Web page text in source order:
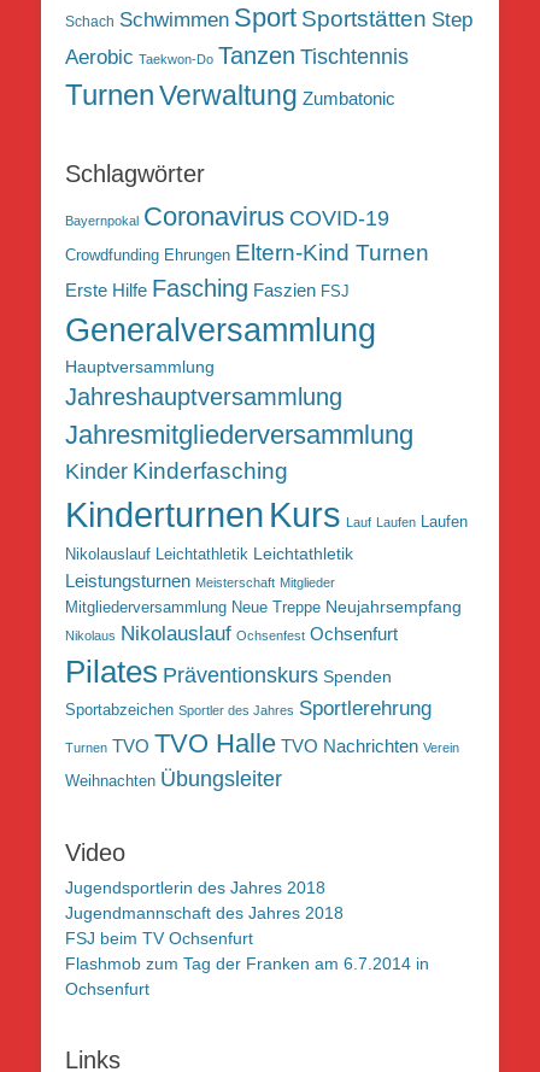
Schach Schwimmen Sport Sportstätten Step
Aerobic Taekwon-Do Tanzen Tischtennis
TurnenVerwaltung Zumbatonic
Schlagwörter
Bayernpokal Coronavirus COVID-19
Crowdfunding Ehrungen Eltern-Kind Turnen
Erste Hilfe Fasching Faszien FSJ
Generalversammlung
Hauptversammlung
Jahreshauptversammlung
Jahresmitgliederversammlung
Kinder Kinderfasching
Kinderturnen Kurs Lauf Laufen Laufen
Nikolauslauf Leichtathletik Leichtathletik
Leistungsturnen Meisterschaft Mitglieder
Mitgliederversammlung Neue Treppe Neujahrsempfang
Nikolaus Nikolauslauf Ochsenfest Ochsenfurt
Pilates Präventionskurs Spenden
Sportabzeichen Sportler des Jahres Sportlerehrung
Turnen TVO TVO Halle TVO Nachrichten Verein
Weihnachten Übungsleiter
Video
Jugendsportlerin des Jahres 2018
Jugendmannschaft des Jahres 2018
FSJ beim TV Ochsenfurt
Flashmob zum Tag der Franken am 6.7.2014 in
Ochsenfurt
Links